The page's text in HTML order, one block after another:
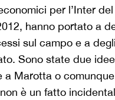
per l’Inter
hanno portato a
sul campo e a
Sono state due idee
a Marotta o
è un fatto